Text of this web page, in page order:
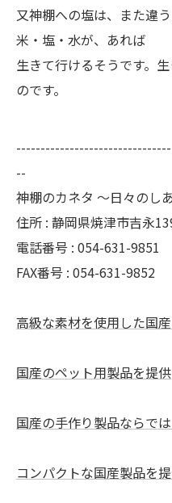
又神棚への塩は、また違
米・塩・水が、あれば
生きて行けるそうです。
のです。
--
神棚のカネタ ～日々のし
住所 : 静岡県焼津市吉永
電話番号 : 054-631-9851
FAX番号 : 054-631-9852
高級な素材を使用した国
国産のペット用製品を提供
国産の手作り製品ならで
コンパクトな国産製品を